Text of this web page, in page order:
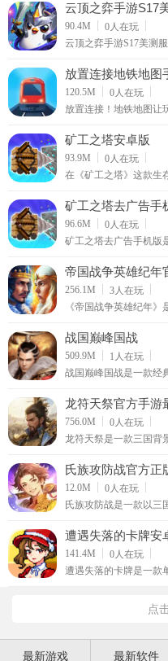
运。以回合制战棋为核
恶系统，选择影响故事
注重玩家与势力互动，
样。时间加剧压力，肉
云顶之弈手游S17
90.4M 0人在玩
云顶之弈手游S17美测
式服体验最新的测试内
放置连接地铁地图
120.5M 0人在玩
放置连接！地铁地图让
车站满足乘客需求，引
增线路扩大网络。要进
升级车站提效，用多列
规划优化网络至关重要
矿工之塔安卓版
93.9M 0人在玩
在《矿工之塔》这款生
尸侵袭。要深入挖掘获
级工具与防御工事。面
战略建造，使用武器和
断升级发展，解锁更好
矿工之塔去广告手
96.6M 0人在玩
矿工之塔去广告手机版
用于建造城墙、陷阱和
帝国战争英雄纪年
256.1M 3人在玩
《帝国战争英雄纪年
周边的资源，并在战争
装备你的英雄，指挥他
源随意买卖主力玩家补强
战国巅峰国战
509.9M 1 人在玩
战国巅峰国战是一款经
职业、角色可供选择，
龙符天祭官方手游
756.0M 0人在玩
龙符天祭是一款三国背
战副本，离线挂机也能
上古宝物与神兵利器，
策略玩法执掌霸业。游
成长，还有多种特色阵
氏族攻防战官方正
12.0M 0人在玩
氏族攻防战是一款以三
将、搭配10余种兵种与
攻城。这里有真实历史
及诸侯成长之路。
遭遇失落的卡牌安
141.4M 0人在玩
遭遇失落的卡牌是一款
还价等难题，回合制战
切有限，拾取有取舍。
游戏有250种道具、100
点
最新游戏 最新软件